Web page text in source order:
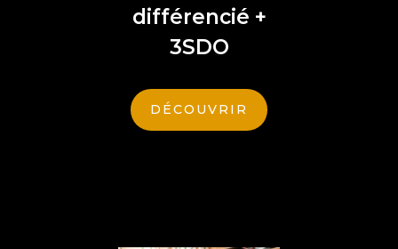
différencié +
3SDO
DÉCOUVRIR